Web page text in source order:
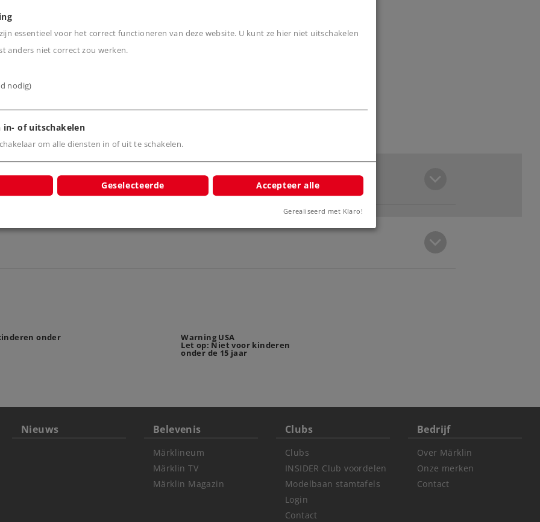
assen aangedreven.
195 en voor vitrine-
onder Warning USA
Let op: Niet voor kinderen
onder de 15 jaar
Nieuws Belevenis
Märklineum
Märklin TV
Märklin Magazin
Clubs
Clubs
INSIDER Club voordelen
Modelbaan stamtafels
Login
Contact
Bedrijf
Over Märklin
Onze merken
Contact
essentieel voor het correct functioneren van deze website. U kunt ze hier niet uitschakelen
anders niet correct zou werken.
nodig)
in- of uitschakelen
om alle diensten in of uit te schakelen.
Geselecteerde Accepteer alle
Gerealiseerd met Klaro!